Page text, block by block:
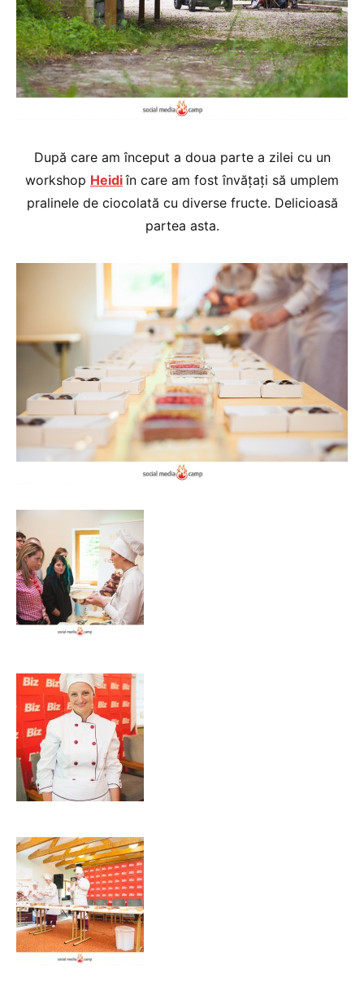
După care am început a doua parte a zilei cu un
workshop Heidi în care am fost învățați să umplem
pralinele de ciocolată cu diverse fructe. Delicioasă
partea asta.